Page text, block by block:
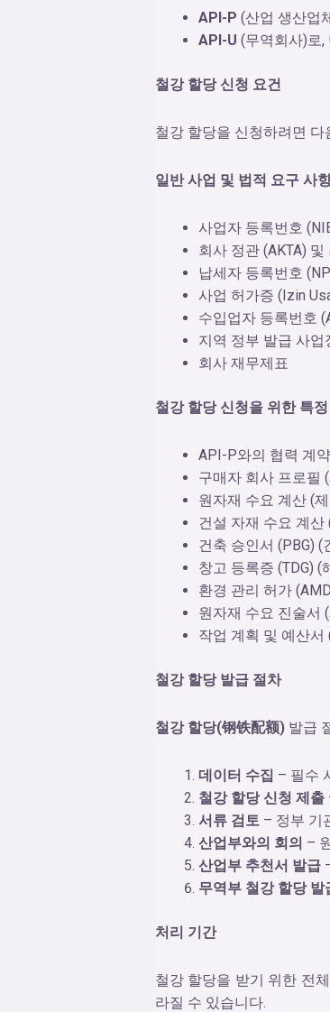
API-P (산업 생산업
API-U (무역회사)로,
철강 할당 신청 요건
철강 할당을 신청하려면
일반 사업 및 법적 요구 사
사업자 등록번호
회사 정관 (AKTA)
납세자 등록번호
사업 허가증 (Izin
수입업자 등록번호
지역 정부 발급 사업
회사 재무제표
철강 할당 신청을 위한 특
API-P와의 협력 계
구매자 회사 프로필
원자재 수요 계산 (
건설 자재 수요 계산
건축 승인서 (PBG) (
창고 등록증 (TDG) (
환경 관리 허가
원자재 수요 진술서
작업 계획 및 예산서
철강 할당 발급 절차
철강 할당(钢铁配额)발급
데이터 수집 – 필수
철강 할당 신청 제출
서류 검토 – 정부 기
산업부와의 회의 –
산업부 추천서 발급
무역부 철강 할당 발
처리 기간
철강 할당을 받기 위한 전
라질 수 있습니다.